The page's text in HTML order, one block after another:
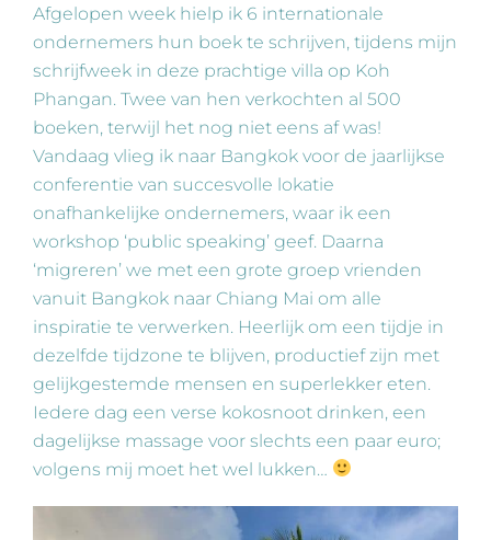
Afgelopen week hielp ik 6 internationale
ondernemers hun boek te schrijven, tijdens mijn
schrijfweek in deze prachtige villa op Koh
Phangan. Twee van hen verkochten al 500
boeken, terwijl het nog niet eens af was!
Vandaag vlieg ik naar Bangkok voor de jaarlijkse
conferentie van succesvolle lokatie
onafhankelijke ondernemers, waar ik een
workshop ‘public speaking’ geef. Daarna
‘migreren’ we met een grote groep vrienden
vanuit Bangkok naar Chiang Mai om alle
inspiratie te verwerken. Heerlijk om een tijdje in
dezelfde tijdzone te blijven, productief zijn met
gelijkgestemde mensen en superlekker eten.
Iedere dag een verse kokosnoot drinken, een
dagelijkse massage voor slechts een paar euro;
volgens mij moet het wel lukken…